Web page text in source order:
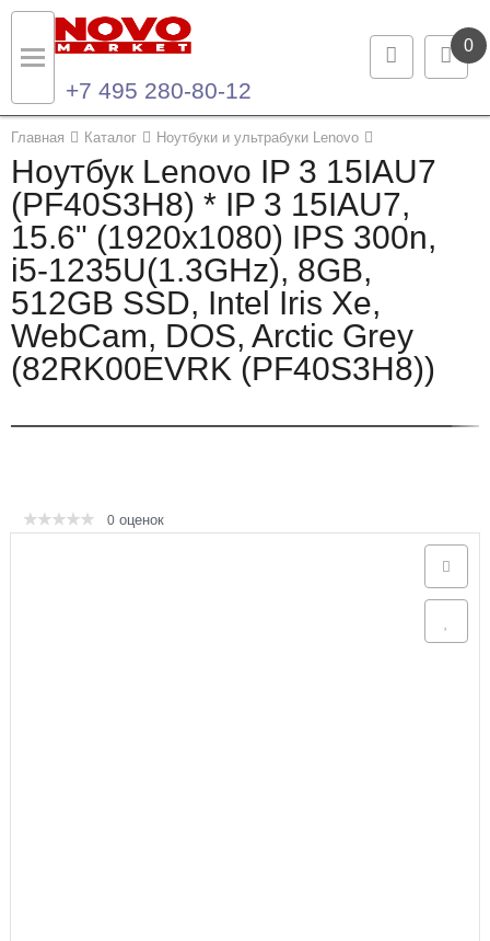
0
+7 495 280-80-12
Главная Каталог Ноутбуки и ультрабуки Lenovo
Ноутбук Lenovo IP 3 15IAU7
(PF40S3H8) * IP 3 15IAU7,
15.6" (1920x1080) IPS 300n,
i5-1235U(1.3GHz), 8GB,
512GB SSD, Intel Iris Xe,
WebCam, DOS, Arctic Grey
(82RK00EVRK (PF40S3H8))
0 оценок
Назад
Каталог продукции
Ноутбуки и ультрабуки
Компьютеры
Моноблоки
Серверы и СХД
Аксессуары
Назад
Контакты
Контактная информация